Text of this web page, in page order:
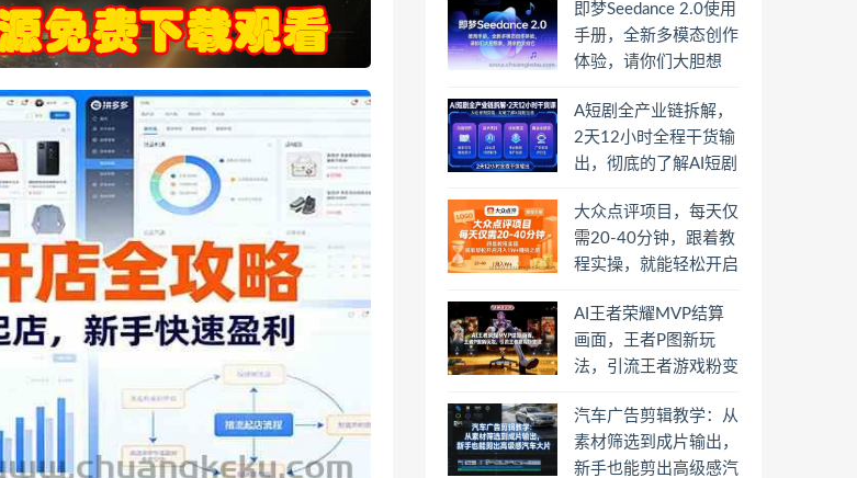
即梦Seedance 2.0使用
手册，全新多模态创作
体验，请你们大胆想
A短剧全产业链拆解，
2天12小时全程干货输
出，彻底的了解AI短剧
大众点评项目，每天仅
需20-40分钟，跟着教
程实操，就能轻松开启
AI王者荣耀MVP结算
画面，王者P图新玩
法，引流王者游戏粉变
汽车广告剪辑教学：从
素材筛选到成片输出，
新手也能剪出高级感汽